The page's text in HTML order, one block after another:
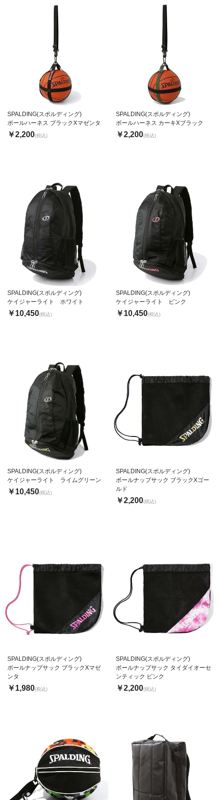
SPALDING(スポルディング)
ボールハーネス ブラックXマゼンタ
￥2,200(税込)
SPALDING(スポルディング)
ボールハーネス カーキXブラック
￥2,200(税込)
SPALDING(スポルディング)
ケイジャーライト ホワイト
￥10,450(税込)
SPALDING(スポルディング)
ケイジャーライト ピンク
￥10,450(税込)
SPALDING(スポルディング)
ケイジャーライト ライムグリーン
￥10,450(税込)
SPALDING(スポルディング)
ボールナップサック ブラックXゴー
ルド
￥2,200(税込)
SPALDING(スポルディング)
ボールナップサック ブラックXマゼ
ンタ
￥1,980(税込)
SPALDING(スポルディング)
ボールナップサック タイダイオーセ
ンティック ピンク
￥2,200(税込)